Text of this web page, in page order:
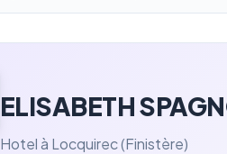
ELISABETH
Hotel à Locquirec (Finistère)